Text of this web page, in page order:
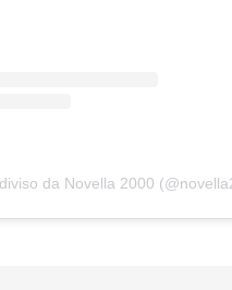
da Novella 2000